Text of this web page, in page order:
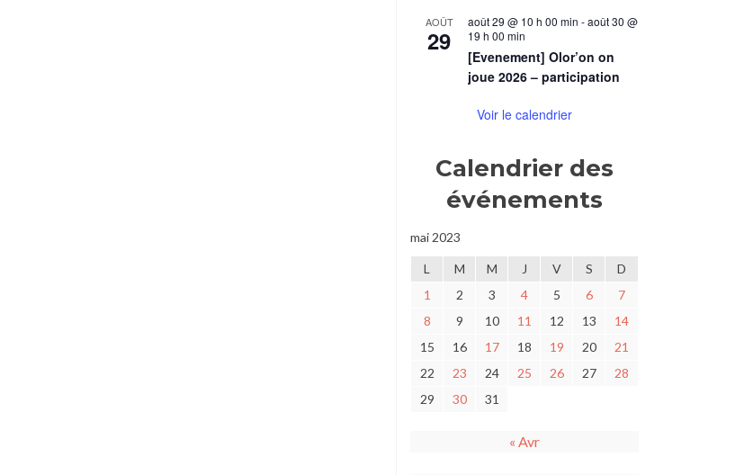
AOÛT
29
août 29 @ 10 h 00 min -août 30 @
19 h 00 min
[Evenement] Olor’on on
joue 2026 – participation
Voir le calendrier
Calendrier des
événements
mai 2023
L M M J V S
D
1
2 3 4 5 6
7
8
9 10 11 12 13
14
15
16 17 18 19 20
21
22
23 24 25 26 27
28
29
30 31
« Avr